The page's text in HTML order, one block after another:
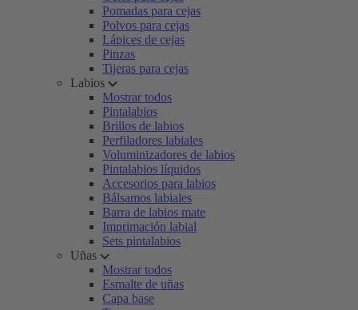
Pomadas para cejas
Polvos para cejas
Lápices de cejas
Pinzas
Tijeras para cejas
Labios
Mostrar todos
Pintalabios
Brillos de labios
Perfiladores labiales
Voluminizadores de labios
Pintalabios líquidos
Accesorios para labios
Bálsamos labiales
Barra de labios mate
Imprimación labial
Sets pintalabios
Uñas
Mostrar todos
Esmalte de uñas
Capa base